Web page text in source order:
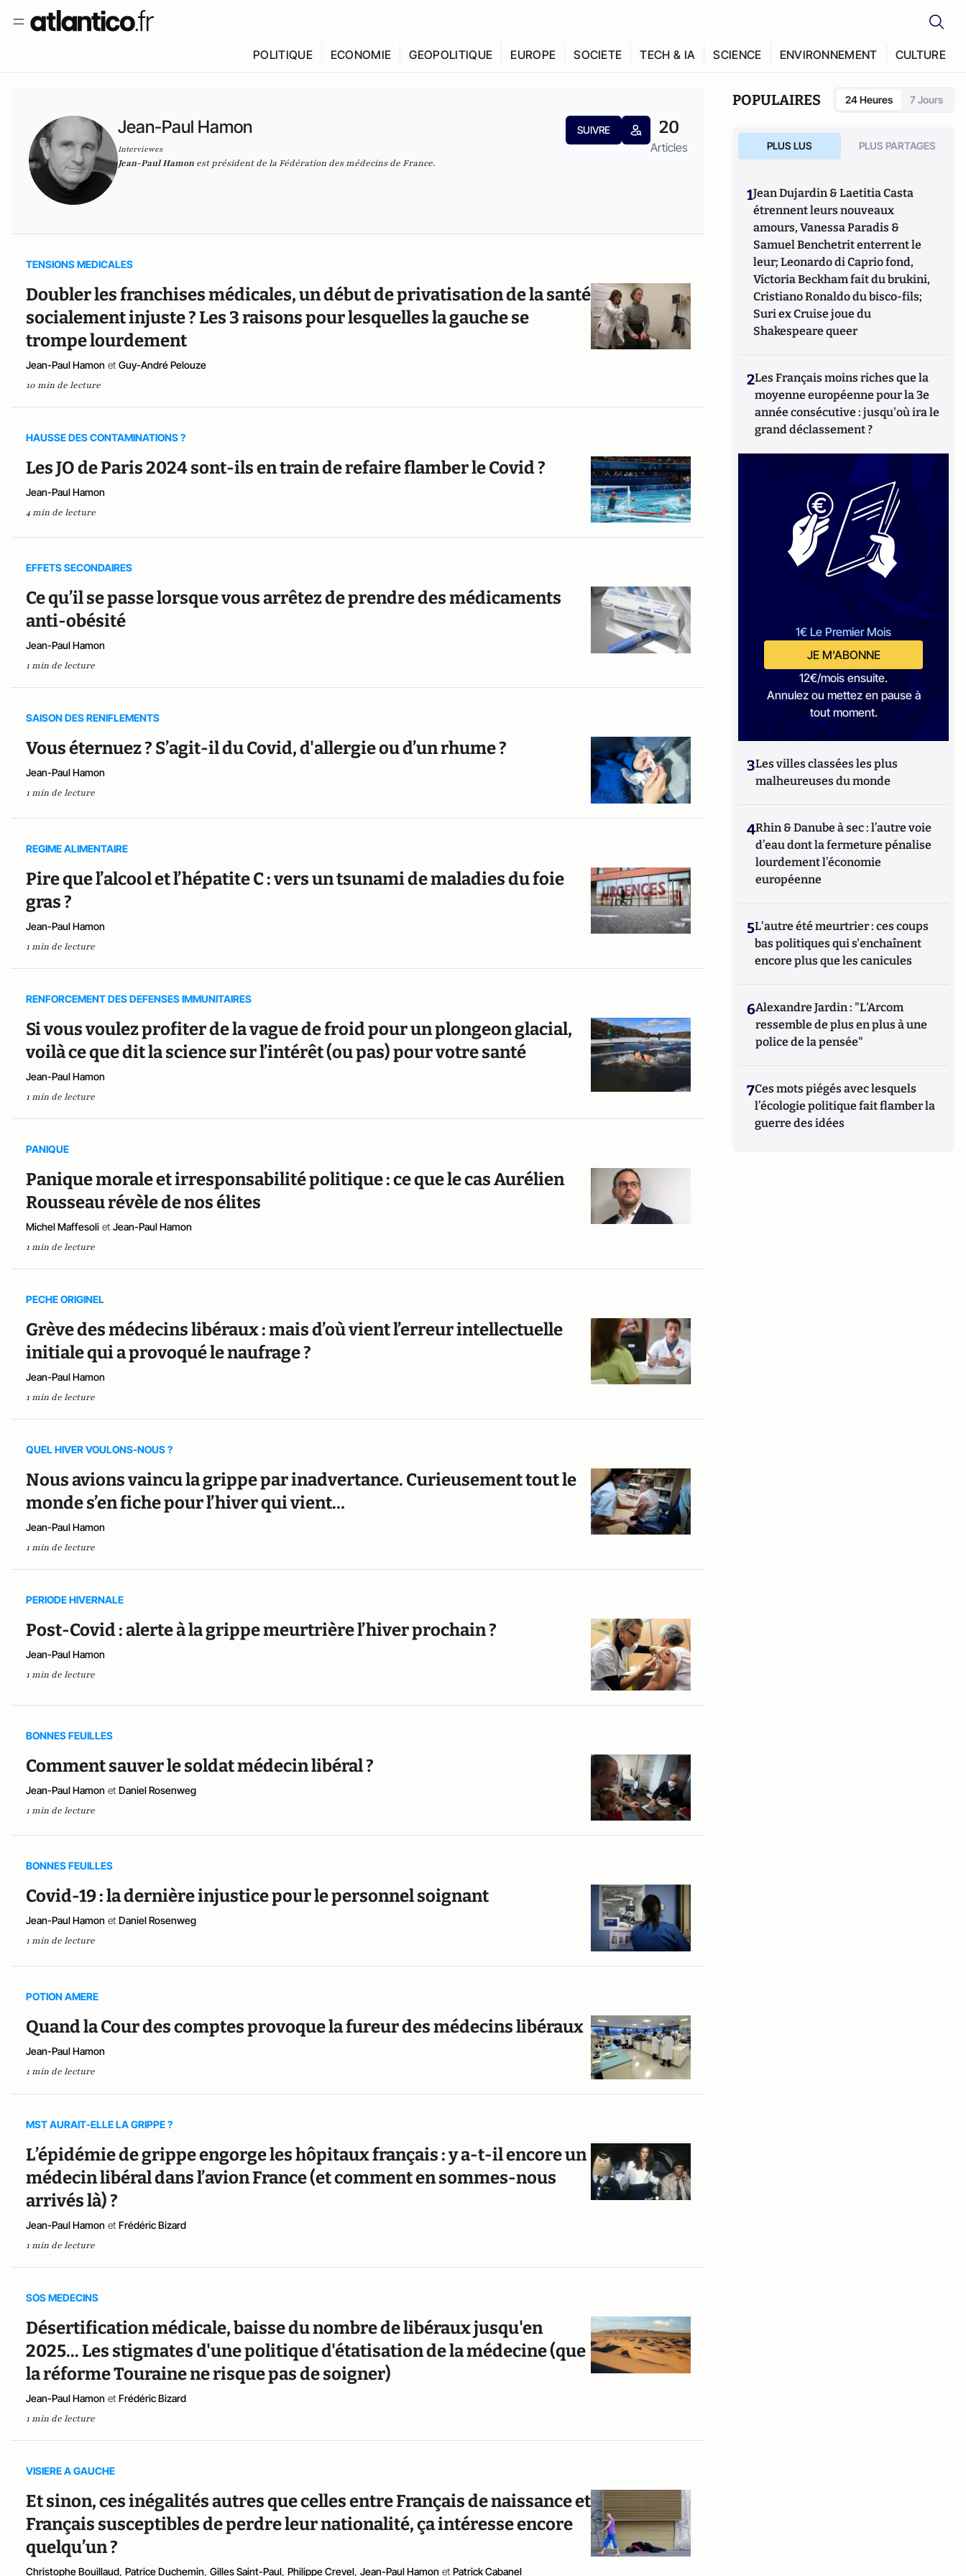
POLITIQUE ECONOMIE GEOPOLITIQUE EUROPE SOCIETE TECH & IA SCIENCE ENVIRONNEMENT CULTURE
Jean-Paul Hamon
Interviewes
SUIVRE 20
Articles
Jean-Paul Hamon est président de la Fédération des médecins de France.
TENSIONS MEDICALES
Doubler les franchises médicales, un début de privatisation de la santé
socialement injuste ? Les 3 raisons pour lesquelles la gauche se
trompe lourdement
Jean-Paul Hamon et Guy-André Pelouze
10 min de lecture
HAUSSE DES CONTAMINATIONS ?
Les JO de Paris 2024 sont-ils en train de refaire flamber le Covid ?
Jean-Paul Hamon
4 min de lecture
EFFETS SECONDAIRES
Ce qu’il se passe lorsque vous arrêtez de prendre des médicaments
anti-obésité
Jean-Paul Hamon
1 min de lecture
SAISON DES RENIFLEMENTS
Vous éternuez ? S’agit-il du Covid, d'allergie ou d’un rhume ?
Jean-Paul Hamon
1 min de lecture
REGIME ALIMENTAIRE
Pire que l’alcool et l’hépatite C : vers un tsunami de maladies du foie
gras ?
Jean-Paul Hamon
1 min de lecture
RENFORCEMENT DES DEFENSES IMMUNITAIRES
Si vous voulez profiter de la vague de froid pour un plongeon glacial,
voilà ce que dit la science sur l’intérêt (ou pas) pour votre santé
Jean-Paul Hamon
1 min de lecture
PANIQUE
Panique morale et irresponsabilité politique : ce que le cas Aurélien
Rousseau révèle de nos élites
Michel Maffesoli et Jean-Paul Hamon
1 min de lecture
PECHE ORIGINEL
Grève des médecins libéraux : mais d’où vient l’erreur intellectuelle
initiale qui a provoqué le naufrage ?
Jean-Paul Hamon
1 min de lecture
QUEL HIVER VOULONS-NOUS ?
Nous avions vaincu la grippe par inadvertance. Curieusement tout le
monde s’en fiche pour l’hiver qui vient…
Jean-Paul Hamon
1 min de lecture
PERIODE HIVERNALE
Post-Covid : alerte à la grippe meurtrière l’hiver prochain ?
Jean-Paul Hamon
1 min de lecture
BONNES FEUILLES
Comment sauver le soldat médecin libéral ?
Jean-Paul Hamon et Daniel Rosenweg
1 min de lecture
BONNES FEUILLES
Covid-19 : la dernière injustice pour le personnel soignant
Jean-Paul Hamon et Daniel Rosenweg
1 min de lecture
POTION AMERE
Quand la Cour des comptes provoque la fureur des médecins libéraux
Jean-Paul Hamon
1 min de lecture
MST AURAIT-ELLE LA GRIPPE ?
L’épidémie de grippe engorge les hôpitaux français : y a-t-il encore un
médecin libéral dans l’avion France (et comment en sommes-nous
arrivés là) ?
Jean-Paul Hamon et Frédéric Bizard
1 min de lecture
SOS MEDECINS
Désertification médicale, baisse du nombre de libéraux jusqu'en
2025... Les stigmates d'une politique d'étatisation de la médecine (que
la réforme Touraine ne risque pas de soigner)
Jean-Paul Hamon et Frédéric Bizard
1 min de lecture
VISIERE A GAUCHE
Et sinon, ces inégalités autres que celles entre Français de naissance et
Français susceptibles de perdre leur nationalité, ça intéresse encore
quelqu’un ?
Christophe Bouillaud, Patrice Duchemin, Gilles Saint-Paul, Philippe Crevel, Jean-Paul Hamon et Patrick Cabanel
POPULAIRES 24 Heures 7 Jours
PLUS LUS PLUS PARTAGES
1Jean Dujardin & Laetitia Casta
étrennent leurs nouveaux
amours, Vanessa Paradis &
Samuel Benchetrit enterrent le
leur; Leonardo di Caprio fond,
Victoria Beckham fait du brukini,
Cristiano Ronaldo du bisco-fils;
Suri ex Cruise joue du
Shakespeare queer
2Les Français moins riches que la
moyenne européenne pour la 3e
année consécutive : jusqu'où ira le
grand déclassement ?
1€ Le Premier Mois
JE M'ABONNE
12€/mois ensuite.
Annulez ou mettez en pause à
tout moment.
3Les villes classées les plus
malheureuses du monde
4Rhin & Danube à sec : l’autre voie
d’eau dont la fermeture pénalise
lourdement l’économie
européenne
5L'autre été meurtrier : ces coups
bas politiques qui s'enchaînent
encore plus que les canicules
6Alexandre Jardin : "L'Arcom
ressemble de plus en plus à une
police de la pensée"
7Ces mots piégés avec lesquels
l’écologie politique fait flamber la
guerre des idées